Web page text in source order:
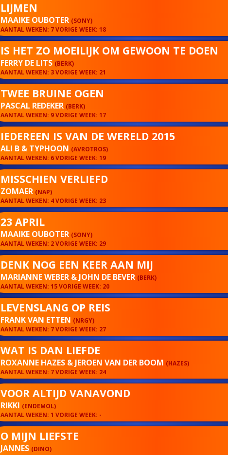
LIJMEN
MAAIKE OUBOTER (SONY)
AANTAL WEKEN: 7 VORIGE WEEK: 18
IS HET ZO MOEILIJK OM GEWOON TE DOEN
FERRY DE LITS (BERK)
AANTAL WEKEN: 3 VORIGE WEEK: 21
TWEE BRUINE OGEN
PASCAL REDEKER (BERK)
AANTAL WEKEN: 9 VORIGE WEEK: 17
IEDEREEN IS VAN DE WERELD 2015
ALI B & TYPHOON (AVROTROS)
AANTAL WEKEN: 6 VORIGE WEEK: 19
MISSCHIEN VERLIEFD
ZOMAER (NAP)
AANTAL WEKEN: 4 VORIGE WEEK: 23
23 APRIL
MAAIKE OUBOTER (SONY)
AANTAL WEKEN: 2 VORIGE WEEK: 29
DENK NOG EEN KEER AAN MIJ
MARIANNE WEBER & JOHN DE BEVER (BERK)
AANTAL WEKEN: 15 VORIGE WEEK: 20
LEVENSLANG OP REIS
FRANK VAN ETTEN (NRGY)
AANTAL WEKEN: 7 VORIGE WEEK: 27
WAT IS DAN LIEFDE
ROXANNE HAZES & JEROEN VAN DER BOOM (HAZES)
AANTAL WEKEN: 7 VORIGE WEEK: 24
VOOR ALTIJD VANAVOND
RIKKI (ENDEMOL)
AANTAL WEKEN: 1 VORIGE WEEK: -
O MIJN LIEFSTE
JANNES (DINO)